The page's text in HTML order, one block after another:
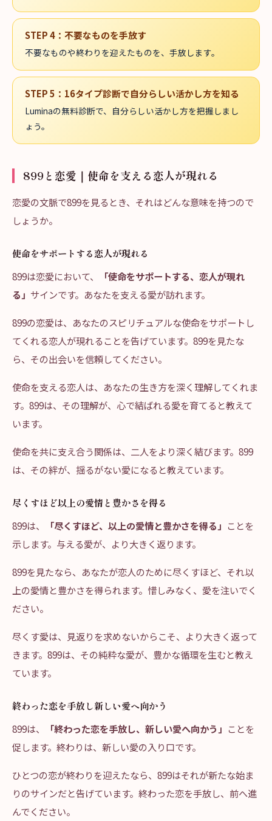
STEP4 ： 不要なものを手放す
不要なものや終わりを迎えたものを、手放します。
STEP5 ： 16タイプ診断で自分らしい活かし方を知る
Luminaの無料診断で、自分らしい活かし方を把握しまし
ょう。
899と恋愛｜使命を支える恋人が現れる
恋愛の文脈で899を見るとき、それはどんな意味を持つので
しょうか。
使命をサポートする恋人が現れる
899は恋愛において、
「使命をサポートする、恋人が現れ
る」 サインです。あなたを支える愛が訪れます。
899の恋愛は、あなたのスピリチュアルな使命をサポートし
てくれる恋人が現れることを告げています。899を見たな
ら、その出会いを信頼してください。
使命を支える恋人は、あなたの生き方を深く理解してくれま
す。899は、その理解が、心で結ばれる愛を育てると教えて
います。
使命を共に支え合う関係は、二人をより深く結びます。899
は、その絆が、揺るがない愛になると教えています。
尽くすほど以上の愛情と豊かさを得る
899は、
「尽くすほど、以上の愛情と豊かさを得る」 ことを
示します。与える愛が、より大きく返ります。
899を見たなら、あなたが恋人のために尽くすほど、それ以
上の愛情と豊かさを得られます。惜しみなく、愛を注いでく
ださい。
尽くす愛は、見返りを求めないからこそ、より大きく返って
きます。899は、その純粋な愛が、豊かな循環を生むと教え
ています。
終わった恋を手放し新しい愛へ向かう
899は、
「終わった恋を手放し、新しい愛へ向かう」 ことを
促します。終わりは、新しい愛の入り口です。
ひとつの恋が終わりを迎えたなら、899はそれが新たな始ま
りのサインだと告げています。終わった恋を手放し、前へ進
んでください。